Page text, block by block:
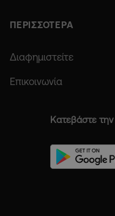
ΠΕΡΙΣΣΟΤΕΡΑ
Διαφημιστείτε
Επικοινωνία
Κατεβάστε